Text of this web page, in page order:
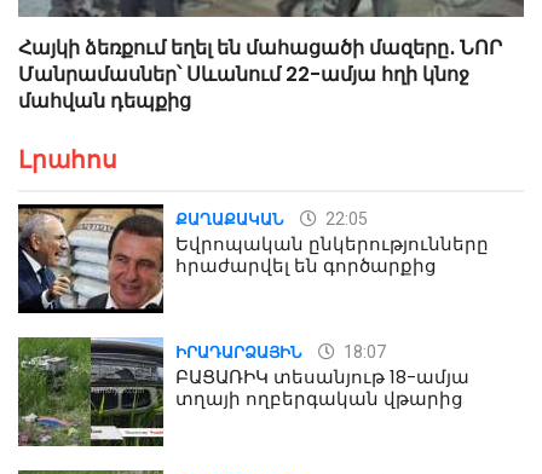
Հայկի ձեռքում եղել են մահացածի մազերը․ ՆՈՐ
Մանրամասներ՝ Սևանում 22-ամյա հղի կնոջ
մահվան դեպքից
Լրահոս
ՔԱՂԱՔԱԿԱՆ 22:05
Եվրոպական ընկերությունները
հրաժարվել են գործարքից
ԻՐԱԴԱՐՁԱՅԻՆ 18:07
ԲԱՑԱՌԻԿ տեսանյութ 18-ամյա
տղայի ողբերգական վթարից